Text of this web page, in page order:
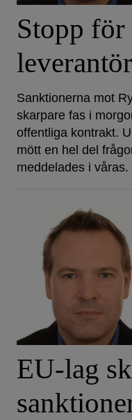
Stopp för
Sanktionerna mot
skarpare fas i
offentliga kontrakt.
mött en hel del
meddelades i våras.
EU-lag